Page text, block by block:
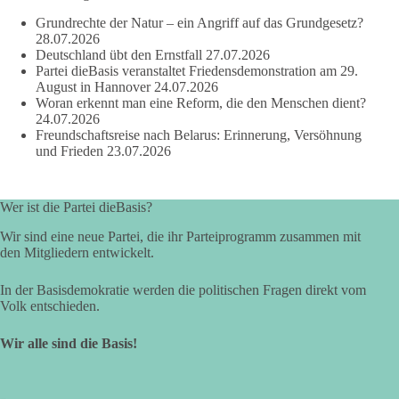
wenn er Sachsen-Anhalt nicht weiterbringt.
💬 Was ist dir wichtiger: der Absender eines Antrags oder das
Ergebnis für Sachsen-Anhalt?
#dieBasis #sachsenanhalt
👉 Folgen:
24 6 2 Auf Facebook ansehen
2 Tage(n) zuvor
⚡ Vorsorge ist richtig. Aber Vorsorge ersetzt keine verlässliche
Grundrechte der Natur – ein Angriff auf das Grundgesetz?
28.07.2026
Deutschland übt den Ernstfall 27.07.2026
Partei dieBasis veranstaltet Friedensdemonstration am 29.
August in Hannover 24.07.2026
Woran erkennt man eine Reform, die den Menschen dient?
24.07.2026
Freundschaftsreise nach Belarus: Erinnerung, Versöhnung
und Frieden 23.07.2026
Wer ist die Partei dieBasis?
Wir sind eine neue Partei, die ihr Parteiprogramm zusammen mit
den Mitgliedern entwickelt.
In der Basisdemokratie werden die politischen Fragen direkt vom
Volk entschieden.
Wir alle sind die Basis!